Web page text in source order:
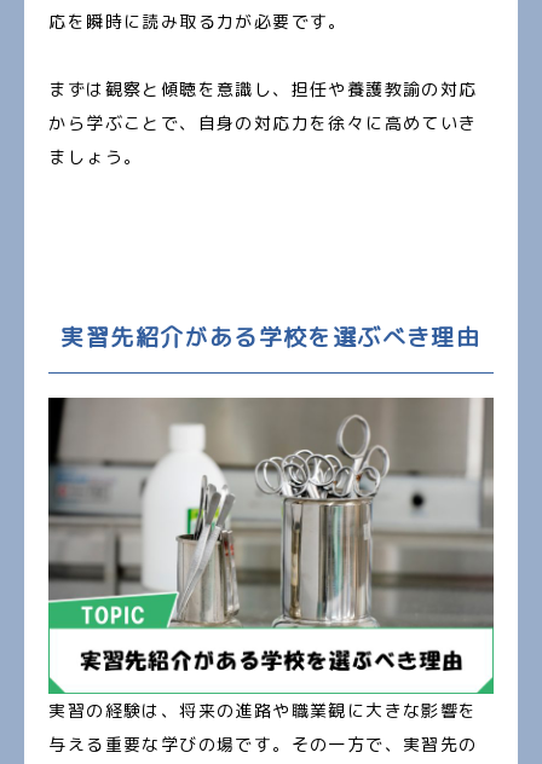
応を瞬時に読み取る力が必要です。
まずは観察と傾聴を意識し、担任や養護教諭の対応
から学ぶことで、自身の対応力を徐々に高めていき
ましょう。
実習先紹介がある学校を選ぶべき理由
実習の経験は、将来の進路や職業観に大きな影響を
与える重要な学びの場です。その一方で、実習先の